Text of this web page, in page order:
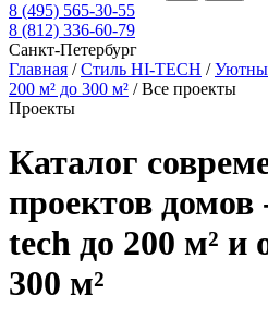
8 (495) 565-30-55
8 (812) 336-60-79
Санкт-Петербург
Главная /Стиль HI-TECH /
200 м² до 300 м² /Все проекты
Проекты
Каталог
проектов домов
tech до 200 м² и
300 м²